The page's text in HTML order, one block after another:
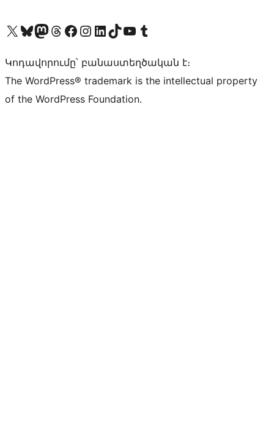
Visit our X (formerly Twitter) account
Visit our Bluesky account
Visit our Mastodon account
Visit our Threads account
Visit our Facebook page
Visit our Instagram account
Visit our LinkedIn account
Visit our TikTok account
Visit our YouTube channel
Visit our Tumblr account
Կոդավորումը՝ բանաստեղծական է։
The WordPress® trademark is the intellectual property
of the WordPress Foundation.